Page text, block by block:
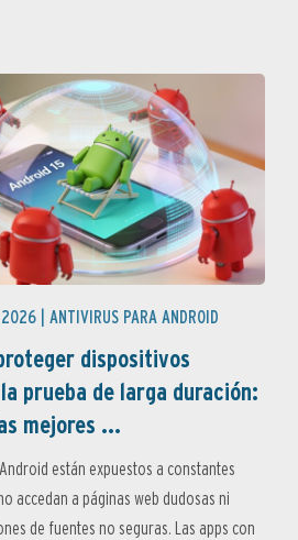
| ANTIVIRUS PARA ANDROID
dispositivos
prueba de larga duración:
mejores ...
están expuestos a constantes
accedan a páginas web dudosas ni
de fuentes no seguras. Las apps con